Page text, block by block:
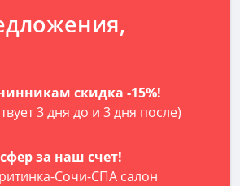
скидка -15%!
3 дня до и 3 дня после)
за наш счет!
Сочи-СПА салон